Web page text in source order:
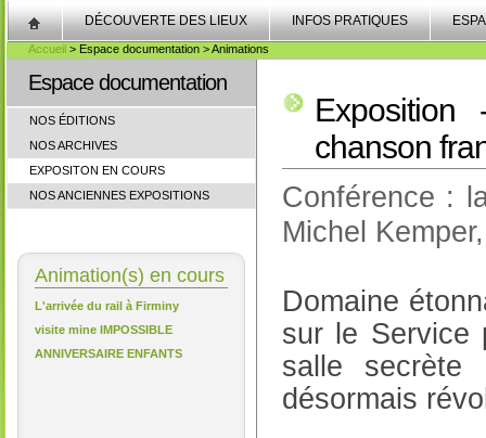
DÉCOUVERTE DES LIEUX INFOS PRATIQUES
Accueil > Espace documentation > Animations
Espace documentation
NOS ÉDITIONS
NOS ARCHIVES
EXPOSITON EN COURS
NOS ANCIENNES EXPOSITIONS
Animation(s) en cours
L'arrivée du rail à Firminy
visite mine IMPOSSIBLE
ANNIVERSAIRE ENFANTS
chanson
Conférence :
Michel
Domaine
sur le Service
salle secrète
désormais